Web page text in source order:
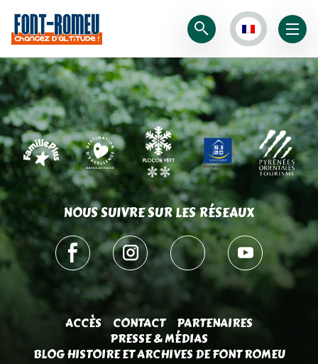
NOUS SUIVRE SUR LES RÉSEAUX
ACCÈS CONTACT
PARTENAIRES
PRESSE & MÉDIAS
BLOG HISTOIRE ET ARCHIVES DE FONT ROMEU